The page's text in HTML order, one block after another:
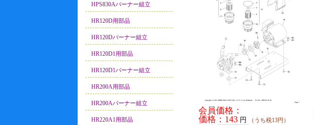
HPS830Aバーナー組立
HR120D用部品
HR120Dバーナー組立
HR120D1用部品
HR120D1バーナー組立
HR200A用部品
HR200Aバーナー組立
HR220A1用部品
会員価格：
価格：143 円 （うち税13円）